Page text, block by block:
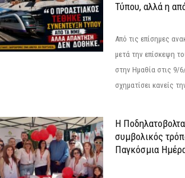
Τύπου, αλλά η
Από τις επίσημες
μετά την επίσκεψη
στην Ημαθία στις 9/
σχηματίσει κανείς
Η Ποδηλατοβολτα
συμβολικός
Παγκόσμια